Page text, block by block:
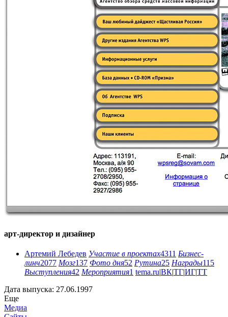
арт-директор и дизайнер
Артемий Лебедев Участие в проектах4311 Бизнес-
линч2077 Мозг137 Фото дня52 Рутина25 Награды115
Выступления42 Мероприятия1 tema.ru|ВК|ТГ|ИГ|ТТ
Дата выпуска: 27.06.1997
Еще
Медиа